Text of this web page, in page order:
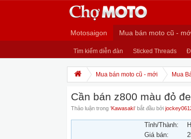
Motosaigon Mua bán moto cũ -
Tìm kiếm diễn đàn Sticked Threads
Mua bán moto cũ - mới Mua
Cần bán z800 màu đỏ
Thảo luận trong 'Kawasaki' bắt đầu bởi
Tỉnh/Thành:
Giá bán: